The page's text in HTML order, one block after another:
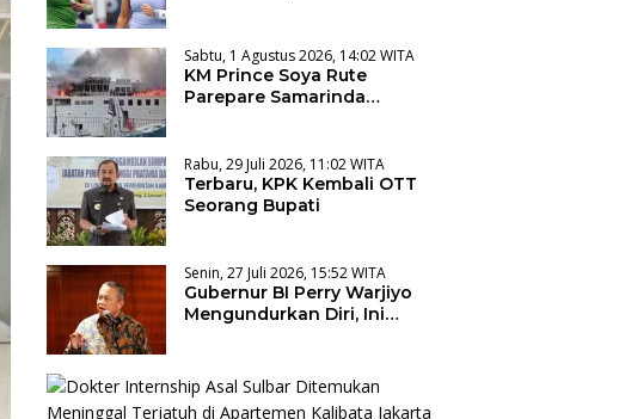
Sabtu, 1 Agustus 2026, 14:02 WITA
KM Prince Soya Rute
Parepare Samarinda
Rabu, 29 Juli 2026, 11:02 WITA
Terbaru, KPK Kembali OTT
Seorang Bupati
Senin, 27 Juli 2026, 15:52 WITA
Gubernur BI Perry Warjiyo
Mengundurkan Diri, Ini